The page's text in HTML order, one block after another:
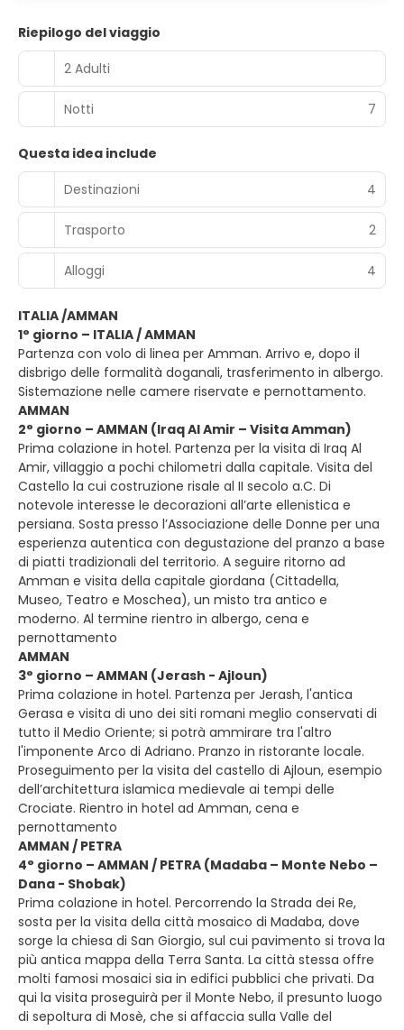
Riepilogo del viaggio
2 Adulti
Notti 7
Questa idea include
Destinazioni
4
Trasporto 2
Alloggi 4
ITALIA /AMMAN
1° giorno – ITALIA / AMMAN
Partenza con volo di linea per Amman. Arrivo e, dopo il
disbrigo delle formalità doganali, trasferimento in albergo.
Sistemazione nelle camere riservate e pernottamento.
AMMAN
2° giorno – AMMAN (Iraq Al Amir – Visita Amman)
Prima colazione in hotel. Partenza per la visita di Iraq Al
Amir, villaggio a pochi chilometri dalla capitale. Visita del
Castello la cui costruzione risale al II secolo a.C. Di
notevole interesse le decorazioni all’arte ellenistica e
persiana. Sosta presso l’Associazione delle Donne per una
esperienza autentica con degustazione del pranzo a base
di piatti tradizionali del territorio. A seguire ritorno ad
Amman e visita della capitale giordana (Cittadella,
Museo, Teatro e Moschea), un misto tra antico e
moderno. Al termine rientro in albergo, cena e
pernottamento
AMMAN
3° giorno – AMMAN (Jerash - Ajloun)
Prima colazione in hotel. Partenza per Jerash, l'antica
Gerasa e visita di uno dei siti romani meglio conservati di
tutto il Medio Oriente; si potrà ammirare tra l'altro
l'imponente Arco di Adriano. Pranzo in ristorante locale.
Proseguimento per la visita del castello di Ajloun, esempio
dell’architettura islamica medievale ai tempi delle
Crociate. Rientro in hotel ad Amman, cena e
pernottamento
AMMAN / PETRA
4° giorno – AMMAN / PETRA (Madaba – Monte Nebo –
Dana - Shobak)
Prima colazione in hotel. Percorrendo la Strada dei Re,
sosta per la visita della città mosaico di Madaba, dove
sorge la chiesa di San Giorgio, sul cui pavimento si trova la
più antica mappa della Terra Santa. La città stessa offre
molti famosi mosaici sia in edifici pubblici che privati. Da
qui la visita proseguirà per il Monte Nebo, il presunto luogo
di sepoltura di Mosè, che si affaccia sulla Valle del